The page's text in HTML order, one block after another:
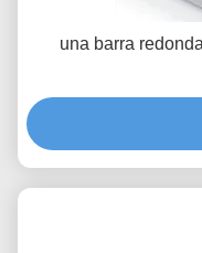
una barra